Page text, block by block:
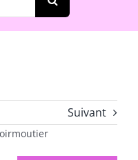
Suivant